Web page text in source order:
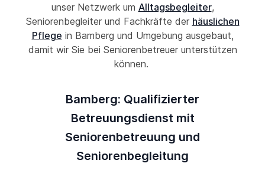
unser Netzwerk um Alltagsbegleiter,
Seniorenbegleiter und Fachkräfte der häuslichen
Pflege in Bamberg und Umgebung ausgebaut,
damit wir Sie bei Seniorenbetreuer unterstützen
können.
Bamberg: Qualifizierter
Betreuungsdienst mit
Seniorenbetreuung und
Seniorenbegleitung